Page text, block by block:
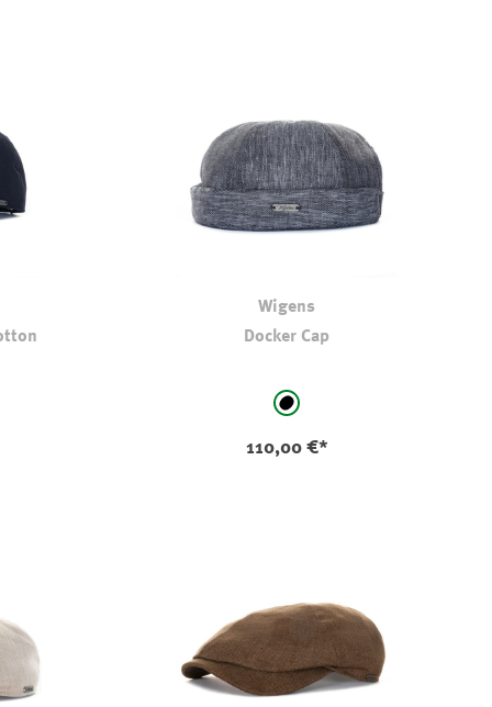
ist zurzeit nicht verfügbar.)
Wigens
Docker Cap
auswählen
schwarz
110,00 €*